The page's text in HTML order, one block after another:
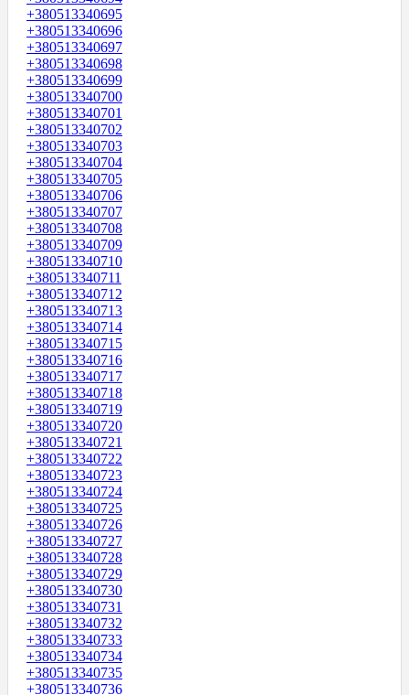
+380513340695
+380513340696
+380513340697
+380513340698
+380513340699
+380513340700
+380513340701
+380513340702
+380513340703
+380513340704
+380513340705
+380513340706
+380513340707
+380513340708
+380513340709
+380513340710
+380513340711
+380513340712
+380513340713
+380513340714
+380513340715
+380513340716
+380513340717
+380513340718
+380513340719
+380513340720
+380513340721
+380513340722
+380513340723
+380513340724
+380513340725
+380513340726
+380513340727
+380513340728
+380513340729
+380513340730
+380513340731
+380513340732
+380513340733
+380513340734
+380513340735
+380513340736